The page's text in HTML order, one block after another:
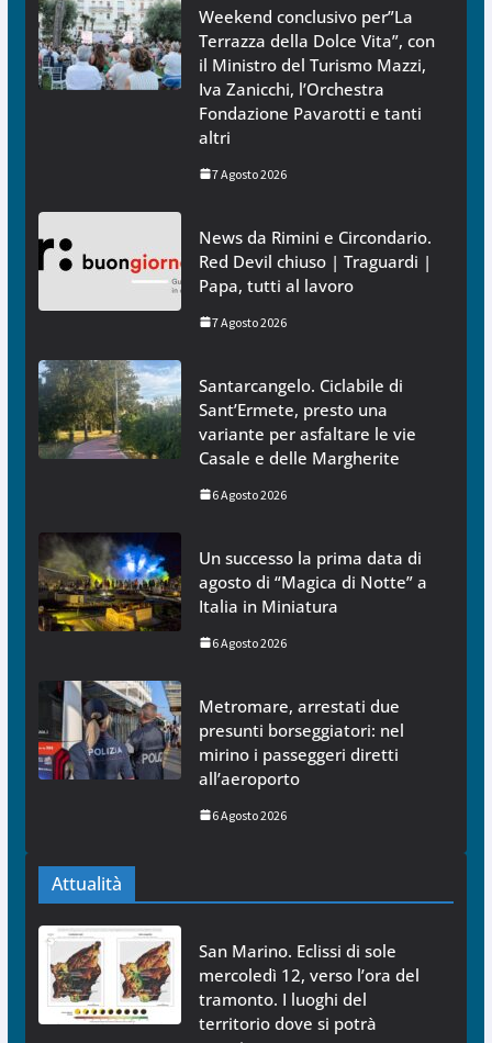
Weekend conclusivo per”La
Terrazza della Dolce Vita”, con
il Ministro del Turismo Mazzi,
Iva Zanicchi, l’Orchestra
Fondazione Pavarotti e tanti
altri
7 Agosto 2026
News da Rimini e Circondario.
Red Devil chiuso | Traguardi |
Papa, tutti al lavoro
7 Agosto 2026
Santarcangelo. Ciclabile di
Sant’Ermete, presto una
variante per asfaltare le vie
Casale e delle Margherite
6 Agosto 2026
Un successo la prima data di
agosto di “Magica di Notte” a
Italia in Miniatura
6 Agosto 2026
Metromare, arrestati due
presunti borseggiatori: nel
mirino i passeggeri diretti
all’aeroporto
6 Agosto 2026
Attualità
San Marino. Eclissi di sole
mercoledì 12, verso l’ora del
tramonto. I luoghi del
territorio dove si potrà